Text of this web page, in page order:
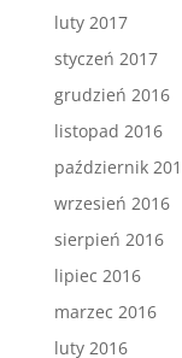
luty 2017
styczeń 2017
grudzień 2016
listopad 2016
październik
wrzesień 2016
sierpień 2016
lipiec 2016
marzec 2016
luty 2016